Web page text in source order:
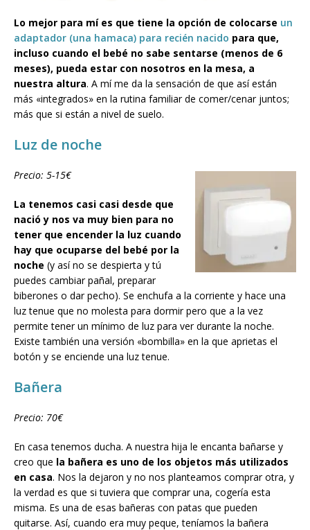
Lo mejor para mí es que tiene la opción de colocarse un
adaptador (una hamaca) para recién nacido para que,
incluso cuando el bebé no sabe sentarse (menos de 6
meses), pueda estar con nosotros en la mesa, a
nuestra altura. A mí me da la sensación de que así están
más «integrados» en la rutina familiar de comer/cenar juntos;
más que si están a nivel de suelo.
Luz de noche
Precio: 5-15€
La tenemos casi casi desde que
nació y nos va muy bien para no
tener que encender la luz cuando
hay que ocuparse del bebé por la
noche (y así no se despierta y tú
puedes cambiar pañal, preparar
biberones o dar pecho). Se enchufa a la corriente y hace una
luz tenue que no molesta para dormir pero que a la vez
permite tener un mínimo de luz para ver durante la noche.
Existe también una versión «bombilla» en la que aprietas el
botón y se enciende una luz tenue.
Bañera
Precio: 70€
En casa tenemos ducha. A nuestra hija le encanta bañarse y
creo que la bañera es uno de los objetos más utilizados
en casa. Nos la dejaron y no nos planteamos comprar otra, y
la verdad es que si tuviera que comprar una, cogería esta
misma. Es una de esas bañeras con patas que pueden
quitarse. Así, cuando era muy peque, teníamos la bañera